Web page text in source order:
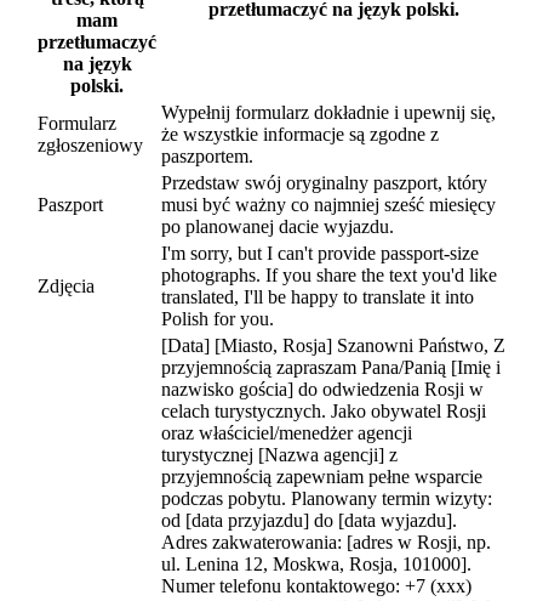
mam
przetłumaczyć
na język
polski.
przetłumaczyć na język polski.
Formularz
zgłoszeniowy
Wypełnij formularz dokładnie i upewnij się,
że wszystkie informacje są zgodne z
paszportem.
Paszport
Przedstaw swój oryginalny paszport, który
musi być ważny co najmniej sześć miesięcy
po planowanej dacie wyjazdu.
Zdjęcia
I'm sorry, but I can't provide passport-size
photographs. If you share the text you'd like
translated, I'll be happy to translate it into
Polish for you.
[Data] [Miasto, Rosja] Szanowni Państwo, Z
przyjemnością zapraszam Pana/Panią [Imię i
nazwisko gościa] do odwiedzenia Rosji w
celach turystycznych. Jako obywatel Rosji
oraz właściciel/menedżer agencji
turystycznej [Nazwa agencji] z
przyjemnością zapewniam pełne wsparcie
podczas pobytu. Planowany termin wizyty:
od [data przyjazdu] do [data wyjazdu].
Adres zakwaterowania: [adres w Rosji, np.
ul. Lenina 12, Moskwa, Rosja, 101000].
Numer telefonu kontaktowego: +7 (xxx)